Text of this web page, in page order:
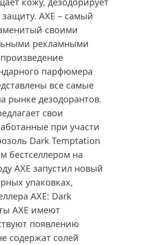
AXE – самый
своими
рекламными
парфюмера
все самые
рынке дезодорантов.
свои
при участи
Dark Temptation
бестселлером на
AXE запустил новый
упаковках,
AXE: Dark
AXE имеют
появлению
содержат солей